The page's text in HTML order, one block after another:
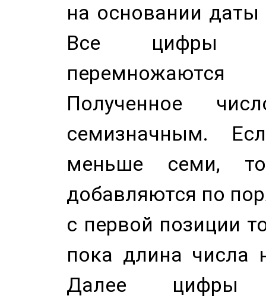
на основании
Все цифры
Полученное
семизначным.
меньше семи,
добавляются по
с первой позиции
пока длина числа
Далее цифры